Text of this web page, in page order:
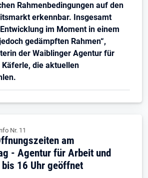
Rahmenbedingungen auf den
erkennbar. Insgesamt
im Moment in einem
gedämpften Rahmen“,
der Waiblinger Agentur für
die aktuellen
Nr. 11
am
- Agentur für Arbeit und
16 Uhr geöffnet